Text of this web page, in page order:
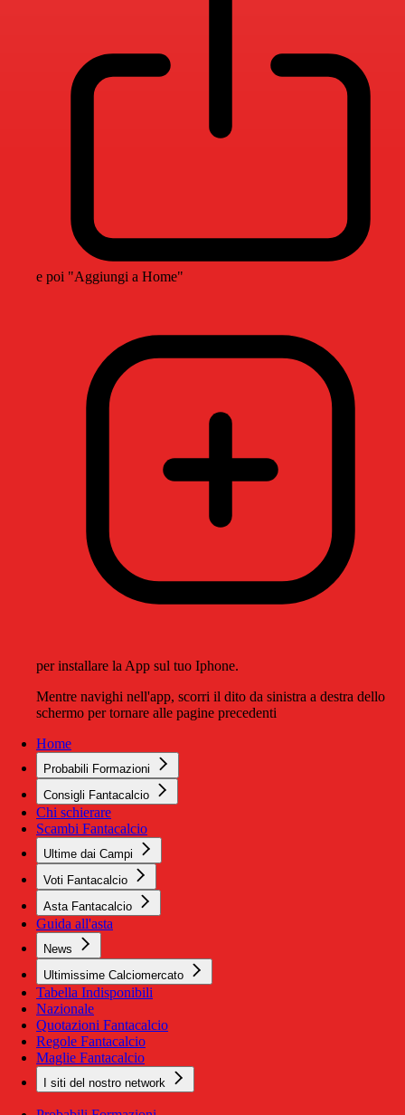
e poi "Aggiungi a Home"
per installare la App sul tuo Iphone.
Mentre navighi nell'app, scorri il dito da sinistra a destra dello
schermo per tornare alle pagine precedenti
Home
Probabili Formazioni
Consigli Fantacalcio
Chi schierare
Scambi Fantacalcio
Ultime dai Campi
Voti Fantacalcio
Asta Fantacalcio
Guida all'asta
News
Ultimissime Calciomercato
Tabella Indisponibili
Nazionale
Quotazioni Fantacalcio
Regole Fantacalcio
Maglie Fantacalcio
I siti del nostro network